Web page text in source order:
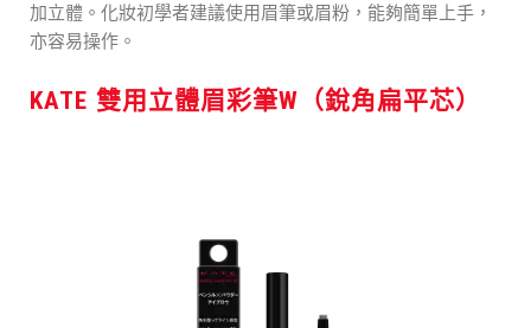
加立體。化妝初學者建議使用眉筆或眉粉，能夠簡單上手，
亦容易操作。
KATE 雙用立體眉彩筆W（銳角扁平芯）